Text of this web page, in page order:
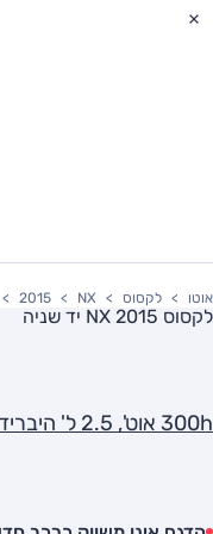
אוטו לקסוס NX
2015
לקסוס NX 2015 יד שניה
300h אוט', 2.5 ל' היברידי, Luxury, 2x4